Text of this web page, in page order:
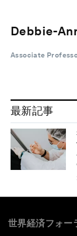
Debbie-
Associate
最新記事
世界経済フォー